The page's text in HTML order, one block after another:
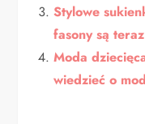
Stylowe
fasony są
Moda
wiedzieć o